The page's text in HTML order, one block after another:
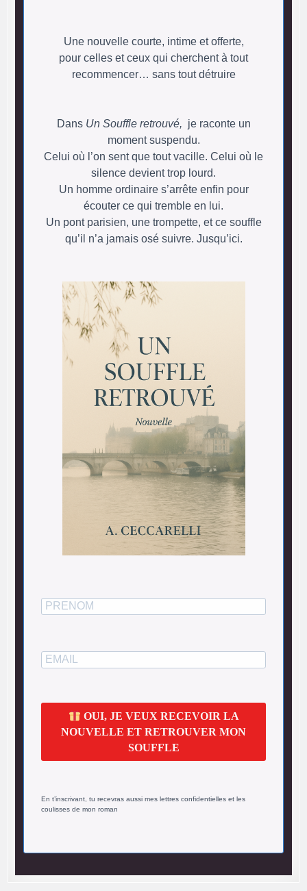
Une nouvelle courte, intime et offerte,
pour celles et ceux qui cherchent à tout
recommencer… sans tout détruire
Dans Un Souffle retrouvé, je raconte un
moment suspendu.
Celui où l’on sent que tout vacille. Celui où le
silence devient trop lourd.
Un homme ordinaire s’arrête enfin pour
écouter ce qui tremble en lui.
Un pont parisien, une trompette, et ce souffle
qu’il n’a jamais osé suivre. Jusqu’ici.
OUI, JE VEUX RECEVOIR LA
NOUVELLE ET RETROUVER MON
SOUFFLE
En t’inscrivant, tu recevras aussi mes lettres confidentielles et les
coulisses de mon roman